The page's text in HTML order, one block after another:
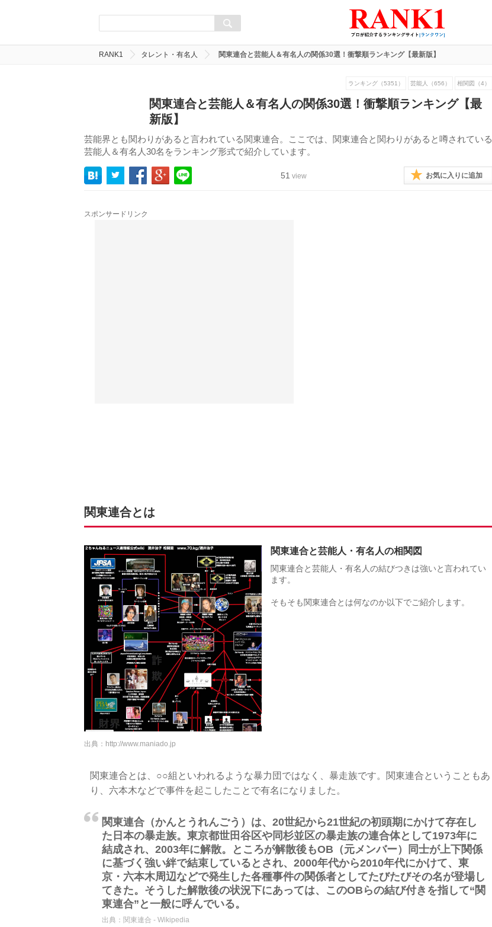
RANK1 タレント・有名人 関東連合と芸能人＆有名人の関係30選！衝撃順ランキング【最新版】
ランキング（5351） 芸能人（656） 相関図（4）
関東連合と芸能人＆有名人の関係30選！衝撃順ランキング【最
新版】
芸能界とも関わりがあると言われている関東連合。ここでは、関東連合と関わりがあると噂されている
芸能人＆有名人30名をランキング形式で紹介しています。
51 view お気に入りに追加
スポンサードリンク
関東連合とは
関東連合と芸能人・有名人の相関図
関東連合と芸能人・有名人の結びつきは強いと言われてい
ます。
そもそも関東連合とは何なのか以下でご紹介します。
出典： http://www.maniado.jp
関東連合とは、○○組といわれるような暴力団ではなく、暴走族です。関東連合ということもあ
り、六本木などで事件を起こしたことで有名になりました。
関東連合（かんとうれんごう）は、20世紀から21世紀の初頭期にかけて存在し
た日本の暴走族。東京都世田谷区や同杉並区の暴走族の連合体として1973年に
結成され、2003年に解散。ところが解散後もOB（元メンバー）同士が上下関係
に基づく強い絆で結束しているとされ、2000年代から2010年代にかけて、東
京・六本木周辺などで発生した各種事件の関係者としてたびたびその名が登場し
てきた。そうした解散後の状況下にあっては、このOBらの結び付きを指して“関
東連合”と一般に呼んでいる。
出典： 関東連合 - Wikipedia